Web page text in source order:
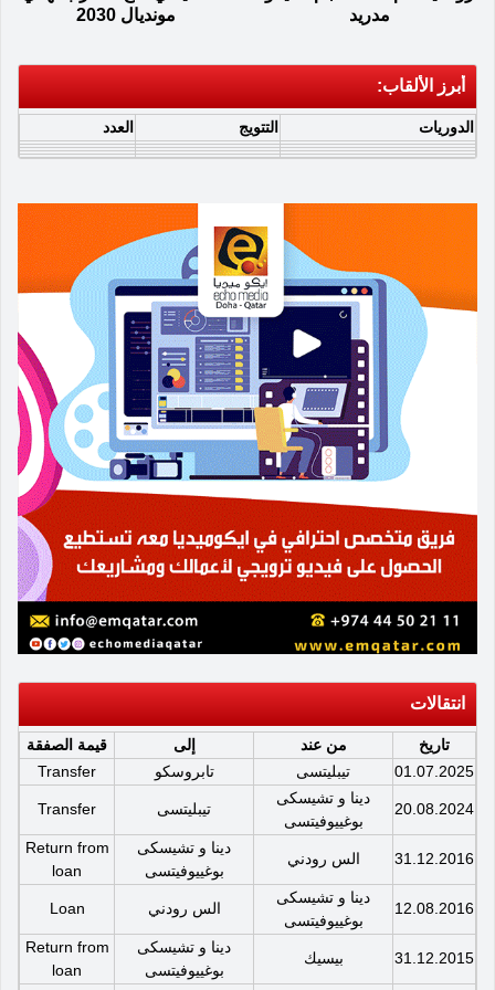
مدريد
مونديال 2030
أبرز الألقاب:
الدوريات التتويج العدد
انتقالات
تاريخ من عند إلى
قيمة الصفقة
01.07.2025
تيبليتسى تابروسكو Transfer
20.08.2024
دينا و تشيسكى
بوغييوفيتسى
تيبليتسى Transfer
31.12.2016 الس رودني
دينا و تشيسكى
بوغييوفيتسى
Return from
loan
12.08.2016
دينا و تشيسكى
بوغييوفيتسى
الس رودني Loan
31.12.2015 بيسيك
دينا و تشيسكى
بوغييوفيتسى
Return from
loan